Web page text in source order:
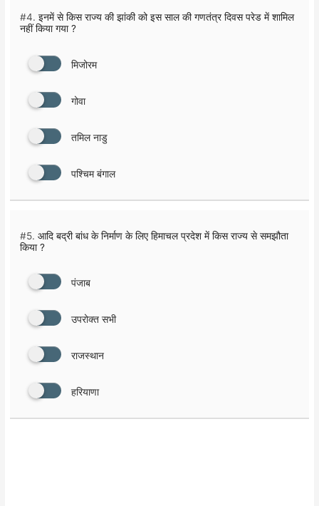
#4. इनमें से किस राज्य की झांकी को इस साल की गणतंत्र दिवस परेड में शामिल
नहीं किया गया ?
मिजोरम
गोवा
तमिल नाडु
पश्चिम बंगाल
#5. आदि बद्री बांध के निर्माण के लिए हिमाचल प्रदेश में किस राज्य से समझौता
किया ?
पंजाब
उपरोक्त सभी
राजस्थान
हरियाणा